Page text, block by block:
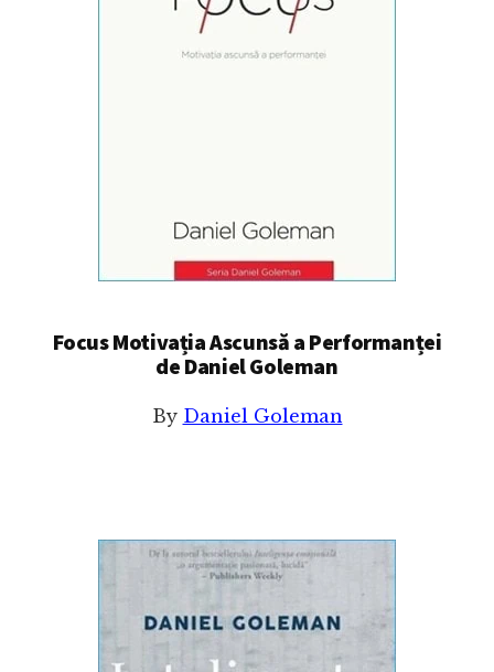
Focus Motivația Ascunsă a Performanței
de Daniel Goleman
By Daniel Goleman